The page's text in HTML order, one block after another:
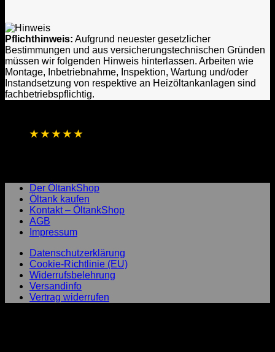
Pflichthinweis: Aufgrund neuester gesetzlicher
Bestimmungen und aus versicherungstechnischen Gründen
müssen wir folgenden Hinweis hinterlassen. Arbeiten wie
Montage, Inbetriebnahme, Inspektion, Wartung und/oder
Instandsetzung von respektive an Heizöltankanlagen sind
fachbetriebspflichtig.
★★★★★
Der ÖltankShop
Öltank kaufen
Kontakt – ÖltankShop
AGB
Impressum
Datenschutzerklärung
Cookie-Richtlinie (EU)
Widerrufsbelehrung
Versandinfo
Vertrag widerrufen